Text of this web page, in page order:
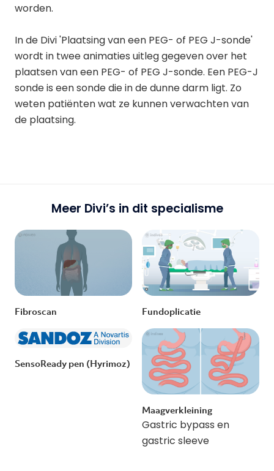
worden.
In de Divi 'Plaatsing van een PEG- of PEG J-sonde'
wordt in twee animaties uitleg gegeven over het
plaatsen van een PEG- of PEG J-sonde. Een PEG-J
sonde is een sonde die in de dunne darm ligt. Zo
weten patiënten wat ze kunnen verwachten van
de plaatsing.
Meer Divi’s in dit specialisme
Fibroscan Fundoplicatie
SensoReady pen (Hyrimoz)
Maagverkleining
Gastric bypass en
gastric sleeve